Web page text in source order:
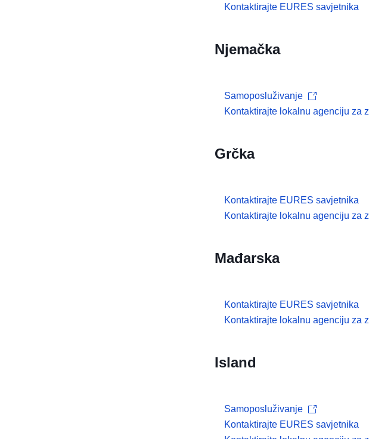
Kontaktirajte EURES savjetnika
Njemačka
Samoposluživanje
Kontaktirajte lokalnu agenciju za
Grčka
Kontaktirajte EURES savjetnika
Kontaktirajte lokalnu agenciju za
Mađarska
Kontaktirajte EURES savjetnika
Kontaktirajte lokalnu agenciju za
Island
Samoposluživanje
Kontaktirajte EURES savjetnika